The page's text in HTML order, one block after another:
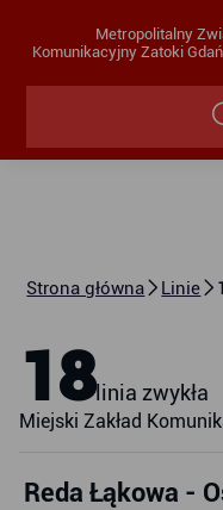
Metropolitalny
Komunikacyjny Zatoki
Strona główna Linie
18linia zwykła
Miejski Zakład
Reda Łąkowa -